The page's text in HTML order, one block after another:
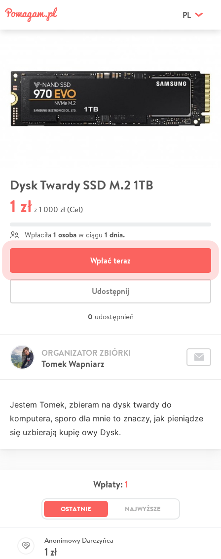
PL
Dysk Twardy SSD M.2 1TB
1 zł z 1 000 zł (Cel)
Wpłaciła 1 osoba w ciągu 1 dnia.
Wpłać teraz
Udostępnij
0 udostępnień
Tomek Wapniarz
ORGANIZATOR ZBIÓRKI
Jestem Tomek, zbieram na dysk twardy do
komputera, sporo dla mnie to znaczy, jak pieniądze
się uzbierają kupię owy Dysk.
Wpłaty: 1
OSTATNIE NAJWYŻSZE
Anonimowy Darczyńca
1 zł